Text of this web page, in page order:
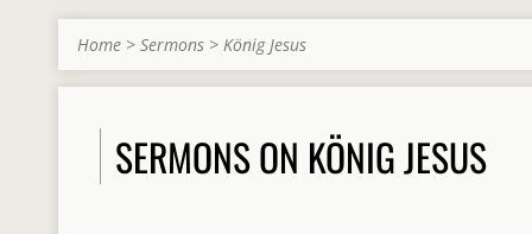
Home > Sermons > König Jesus
SERMONS ON KÖNIG JESUS